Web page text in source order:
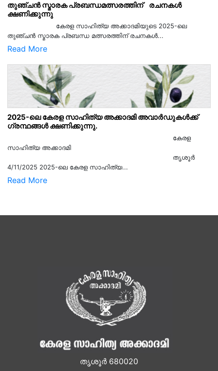
തുഞ്ചൻ സ്മാരക പ്രബന്ധമത്സരത്തിന് രചനകൾ
ക്ഷണിക്കുന്നു
കേരള സാഹിത്യ അക്കാദമിയുടെ 2025-ലെ
തുഞ്ചൻ സ്മാരക പ്രബന്ധ മത്സരത്തിന് രചനകൾ...
Read More
2025-ലെ കേരള സാഹിത്യ അക്കാദമി അവാർഡുകൾക്ക്
ഗ്രന്ഥങ്ങൾ ക്ഷണിക്കുന്നു.
കേരള
സാഹിത്യ അക്കാദമി
തൃശൂര്‍
4/11/2025 2025-ലെ കേരള സാഹിത്യ...
Read More
തൃശൂർ 680020